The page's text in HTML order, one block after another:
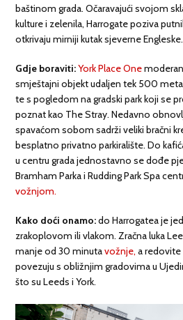
baštinom grada. Očaravajući svojom
kulture i zelenila, Harrogate poziva
otkrivaju mirniji kutak sjeverne Engleske.
Gdje boraviti:York Place One
smještajni objekt udaljen tek 500
te s pogledom na gradski park koji se
poznat kao The Stray. Nedavno
spavaćom sobom sadrži veliki bračni
besplatno privatno parkiralište. Do
u centru grada jednostavno se dođe
Bramham Parka i Rudding Park Spa
vožnjom.
Kako doći onamo:do Harrogatea je
zrakoplovom ili vlakom. Zračna luka
manje od 30 minutavožnje,a redovite
povezuju s obližnjim gradovima u
što su Leeds i York.